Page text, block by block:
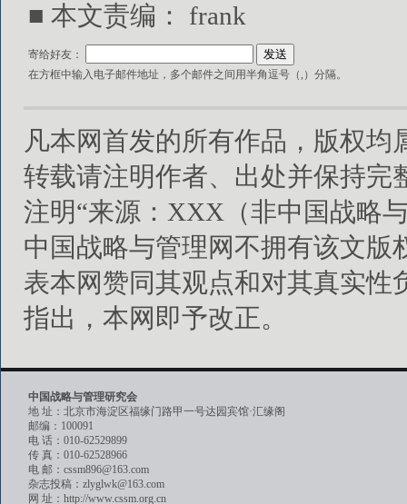
■ 本文责编： frank
寄给好友：
在方框中输入电子邮件地址，多个邮件之间用半角逗号（,）分隔。
凡本网首发的所有作品，版权
转载请注明作者、出处并保持完
注明“来源：XXX（非中国战略
中国战略与管理网不拥有该文
表本网赞同其观点和对其真实
指出，本网即予改正。
中国战略与管理研究会
地 址：北京市海淀区福缘门路甲一号达园宾馆·汇缘阁
邮编：100091
电 话：010-62529899
传 真：010-62528966
电 邮：cssm896@163.com
杂志投稿：zlyglwk@163.com
网 址：http://www.cssm.org.cn